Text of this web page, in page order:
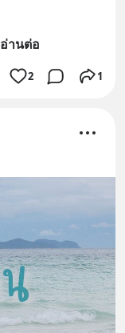
อ่านต่อ
2 1